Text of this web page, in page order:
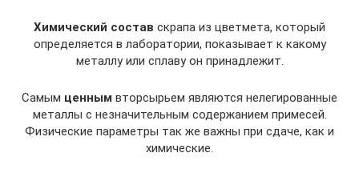
Химический состав скрапа из цветмета, который
определяется в лаборатории, показывает к какому
металлу или сплаву он принадлежит.
Самым ценным вторсырьем являются нелегированные
металлы с незначительным содержанием примесей.
Физические параметры так же важны при сдаче, как и
химические.